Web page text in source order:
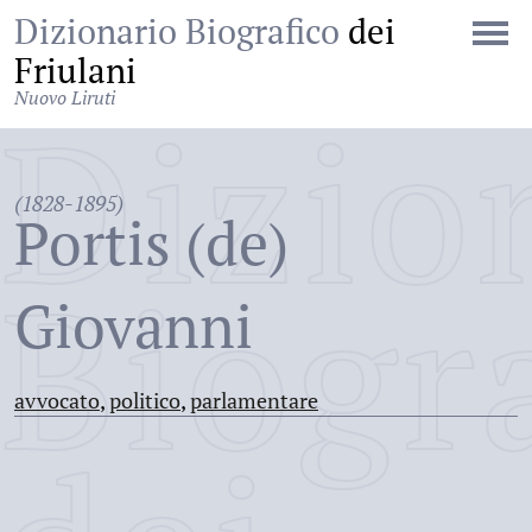
Dizionario Biografico dei
Friulani
Nuovo Liruti
(1828-1895)
Portis (de)
Giovanni
avvocato,politico,parlamentare